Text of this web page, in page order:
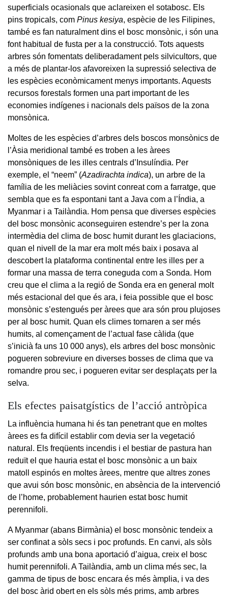
superficials ocasionals que aclareixen el sotabosc. Els
pins tropicals, com Pinus kesiya, espècie de les Filipines,
també es fan naturalment dins el bosc monsònic, i són una
font habitual de fusta per a la construcció. Tots aquests
arbres són fomentats deliberadament pels silvicultors, que
a més de plantar-los afavoreixen la supressió selectiva de
les espècies econòmicament menys importants. Aquests
recursos forestals formen una part important de les
economies indígenes i nacionals dels països de la zona
monsònica.
Moltes de les espècies d’arbres dels boscos monsònics de
l’Àsia meridional també es troben a les àrees
monsòniques de les illes centrals d’Insulíndia. Per
exemple, el “neem” (Azadirachta indica), un arbre de la
família de les meliàcies sovint conreat com a farratge, que
sembla que es fa espontani tant a Java com a l’Índia, a
Myanmar i a Tailàndia. Hom pensa que diverses espècies
del bosc monsònic aconseguiren estendre’s per la zona
intermèdia del clima de bosc humit durant les glaciacions,
quan el nivell de la mar era molt més baix i posava al
descobert la plataforma continental entre les illes per a
formar una massa de terra coneguda com a Sonda. Hom
creu que el clima a la regió de Sonda era en general molt
més estacional del que és ara, i feia possible que el bosc
monsònic s’estengués per àrees que ara són prou plujoses
per al bosc humit. Quan els climes tornaren a ser més
humits, al començament de l’actual fase càlida (que
s’inicià fa uns 10 000 anys), els arbres del bosc monsònic
pogueren sobreviure en diverses bosses de clima que va
romandre prou sec, i pogueren evitar ser desplaçats per la
selva.
Els efectes paisatgístics de l’acció antròpica
La influència humana hi és tan penetrant que en moltes
àrees es fa difícil establir com devia ser la vegetació
natural. Els freqüents incendis i el bestiar de pastura han
reduït el que hauria estat el bosc monsònic a un baix
matoll espinós en moltes àrees, mentre que altres zones
que avui són bosc monsònic, en absència de la intervenció
de l’home, probablement haurien estat bosc humit
perennifoli.
A Myanmar (abans Birmània) el bosc monsònic tendeix a
ser confinat a sòls secs i poc profunds. En canvi, als sòls
profunds amb una bona aportació d’aigua, creix el bosc
humit perennifoli. A Tailàndia, amb un clima més sec, la
gamma de tipus de bosc encara és més àmplia, i va des
del bosc àrid obert en els sòls més prims, amb arbres